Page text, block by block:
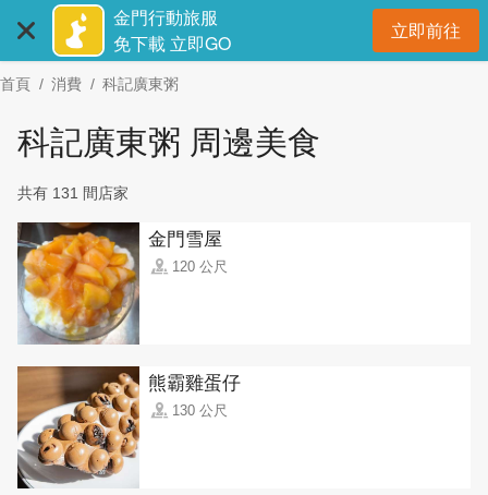
主
要
金門行動旅服
免下載 立即GO
立即前往開
首頁 消費 科記廣東粥
科記廣東粥 周邊美食
共有 131 間店家
金門雪屋
120 公尺
熊霸雞蛋仔
130 公尺